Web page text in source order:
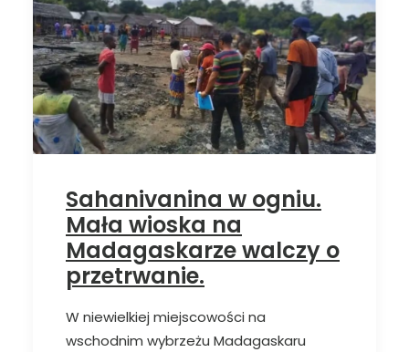
Sahanivanina w ogniu.
Mała wioska na
Madagaskarze walczy o
przetrwanie.
W niewielkiej miejscowości na
wschodnim wybrzeżu Madagaskaru